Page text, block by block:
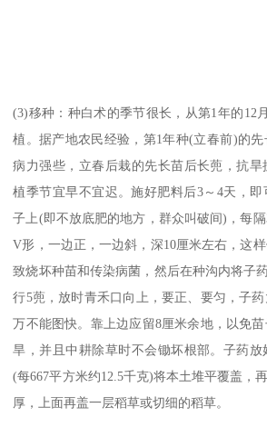
(3)移种：种白术的季节很长，从第1年的12
植。据产地农民经验，第1年种(立春前)的
病力强些，立春后栽的先长苗后长蔸，抗
植季节宜早不宜迟。施好肥料后3～4天，
子上(即不放底肥的地方，群众叫破间)，每
V形，一边正，一边斜，深10厘米左右，这
致烧坏种苗和传染病菌，然后在种沟内将子
行5蔸，放时青禾口向上，要正、要匀，子
万不能图快。靠上边应留8厘米余地，以免
旱，并且中耕除草时不会锄坏根部。子药
(每667平方米约12.5千克)将本土堆平覆盖，
厚，上面再盖一层稻草或切细的稻草。